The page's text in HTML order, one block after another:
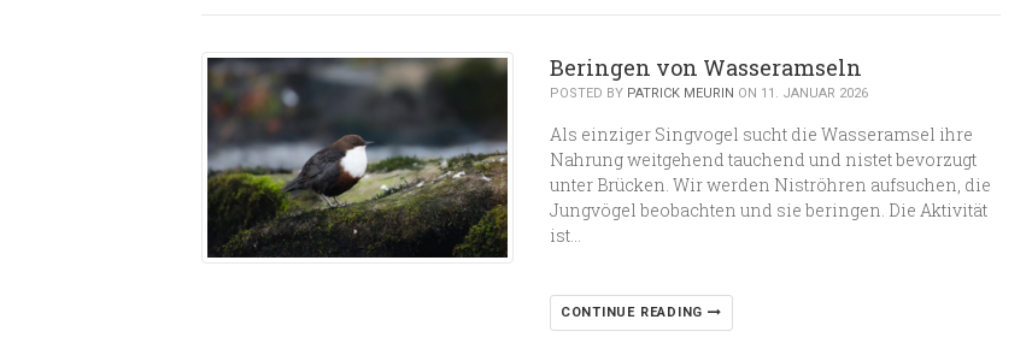
Beringen von Wasseramseln
POSTED BY PATRICK MEURIN ON 11. JANUAR 2026
Als einziger Singvogel sucht die Wasseramsel ihre
Nahrung weitgehend tauchend und nistet bevorzugt
unter Brücken. Wir werden Niströhren aufsuchen, die
Jungvögel beobachten und sie beringen. Die Aktivität
ist…
CONTINUE READING